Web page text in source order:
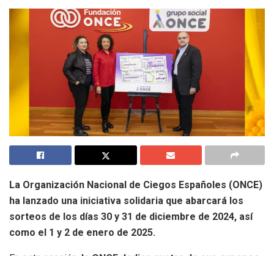
La Organización Nacional de Ciegos Españoles (ONCE)
ha lanzado una iniciativa solidaria que abarcará los
sorteos de los días 30 y 31 de diciembre de 2024, así
como el 1 y 2 de enero de 2025.